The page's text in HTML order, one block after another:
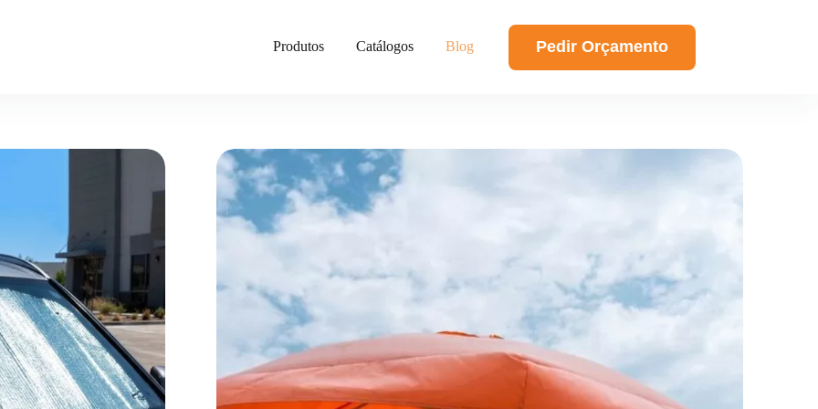
Produtos Catálogos Blog Pedir Orçamento